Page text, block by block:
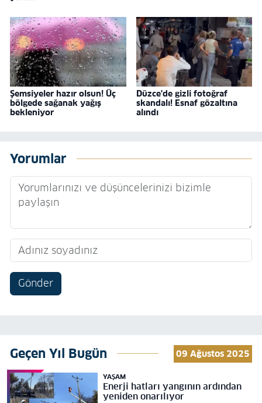
Şemsiyeler hazır olsun! Üç
bölgede sağanak yağış
bekleniyor
Düzce'de gizli fotoğraf
skandalı! Esnaf gözaltına
alındı
Yorumlar
Gönder
Geçen Yıl Bugün 09 Ağustos 2025
YAŞAM
Enerji hatları yangının ardından
yeniden onarılıyor